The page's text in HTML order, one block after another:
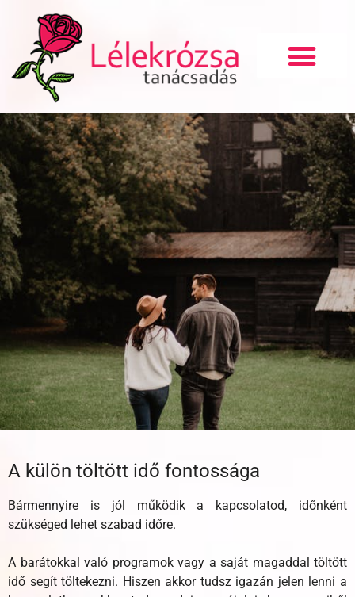
A külön töltött idő fontossága
Bármennyire is jól működik a kapcsolatod, időnként
szükséged lehet szabad időre.
A barátokkal való programok vagy a saját magaddal töltött
idő segít töltekezni. Hiszen akkor tudsz igazán jelen lenni a